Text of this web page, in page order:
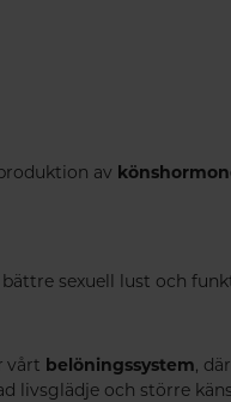
av
sexuell lust och
vårt belöningssystem,
livsglädje och större